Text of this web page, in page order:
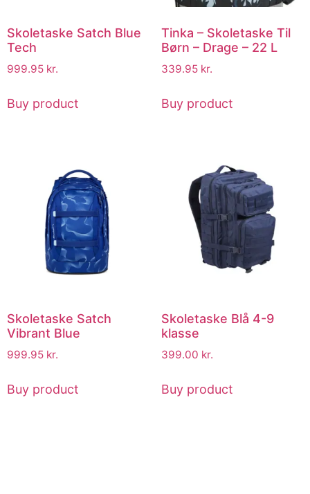
Skoletaske Satch Blue
Tech
999.95 kr.
Buy product
Tinka – Skoletaske Til
Børn – Drage – 22 L
339.95 kr.
Buy product
Skoletaske Satch
Vibrant Blue
999.95 kr.
Buy product
Skoletaske Blå 4-9
klasse
399.00 kr.
Buy product